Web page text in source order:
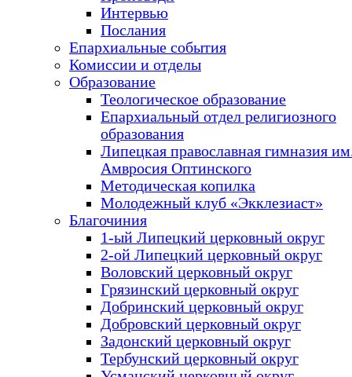
Интервью
Послания
Епархиальные события
Комиссии и отделы
Образование
Теологическое образование
Епархиальный отдел религиозного
образования
Липецкая православная гимназия
Амвросия Оптинского
Методическая копилка
Молодежный клуб «Экклезиаст»
Благочиния
1-ый Липецкий церковный округ
2-ой Липецкий церковный округ
Воловский церковный округ
Грязинский церковный округ
Добринский церковный округ
Добровский церковный округ
Задонский церковный округ
Тербунский церковный округ